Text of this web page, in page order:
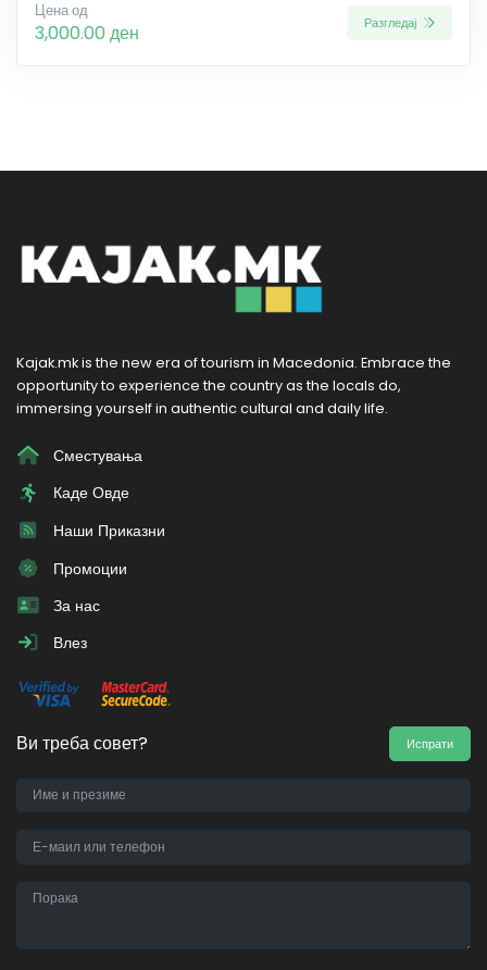
Цена од
3,000.00 ден Разгледај
Kajak.mk is the new era of tourism in Macedonia. Embrace the
opportunity to experience the country as the locals do,
immersing yourself in authentic cultural and daily life.
Сместувања
Каде Овде
Наши Приказни
Промоции
За нас
Влез
Ви треба совет? Испрати